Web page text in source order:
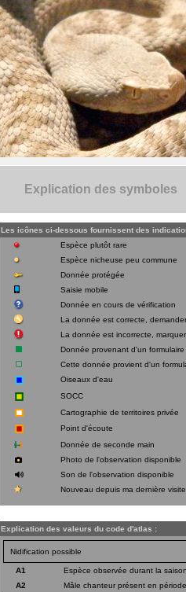
Explication des symboles
Les icônes ci-dessous fournissent des
Espèce plutôt rare
Espèce nicheuse peu commune
Donnée protégée
Saisie mobile
Donnée en cours de vérification
La donnée est correcte,
La donnée est incorrecte,
Donnée provenant d'un formulaire
Cette donnée provient d'un
Oiseaux d'eau
SOCC
Cartographie de territoires privée
Point d'écoute
Donnée de seconde main
Photo de l'observation disponible
Son de l'observation disponible
Nouveau depuis ma dernière visite
Explication des valeurs du code d'atlas :
Nidification possible
A1
Espèce observée durant la
A2
Mâle chanteur présent en